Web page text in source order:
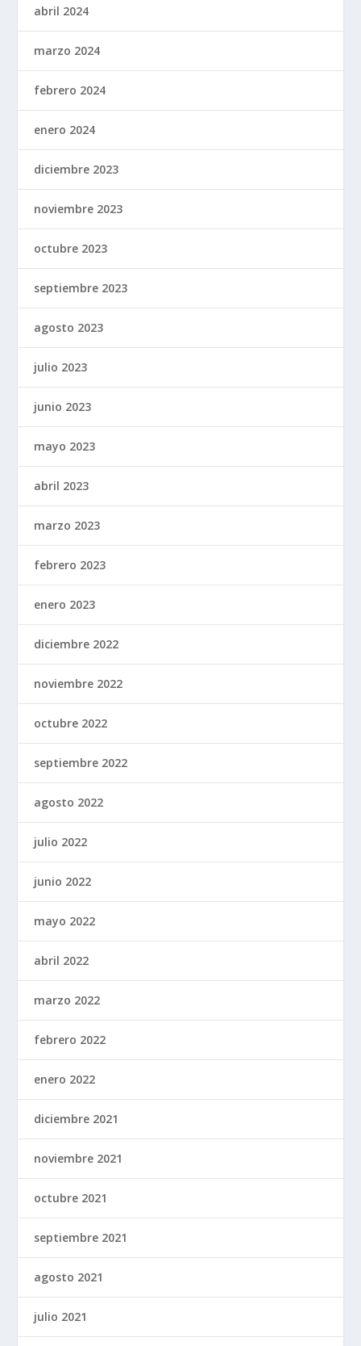
abril 2024
marzo 2024
febrero 2024
enero 2024
diciembre 2023
noviembre 2023
octubre 2023
septiembre 2023
agosto 2023
julio 2023
junio 2023
mayo 2023
abril 2023
marzo 2023
febrero 2023
enero 2023
diciembre 2022
noviembre 2022
octubre 2022
septiembre 2022
agosto 2022
julio 2022
junio 2022
mayo 2022
abril 2022
marzo 2022
febrero 2022
enero 2022
diciembre 2021
noviembre 2021
octubre 2021
septiembre 2021
agosto 2021
julio 2021